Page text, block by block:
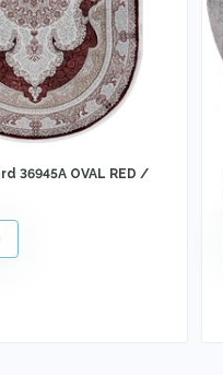
36945A OVAL RED /